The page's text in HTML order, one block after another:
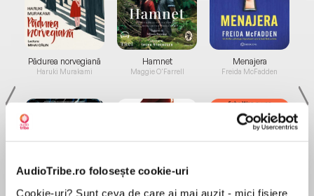
AudioTribe.ro folosește cookie-uri
Cookie-uri? Sunt ceva de care ai mai auzit - mici fișiere
Pădurea norvegiană
Haruki Murakami
Elita de Argint (Elita
Hamnet
Maggie O'Farrell
Diavolul se îmbracă de
Menajera
Freida McFadden
Migdală